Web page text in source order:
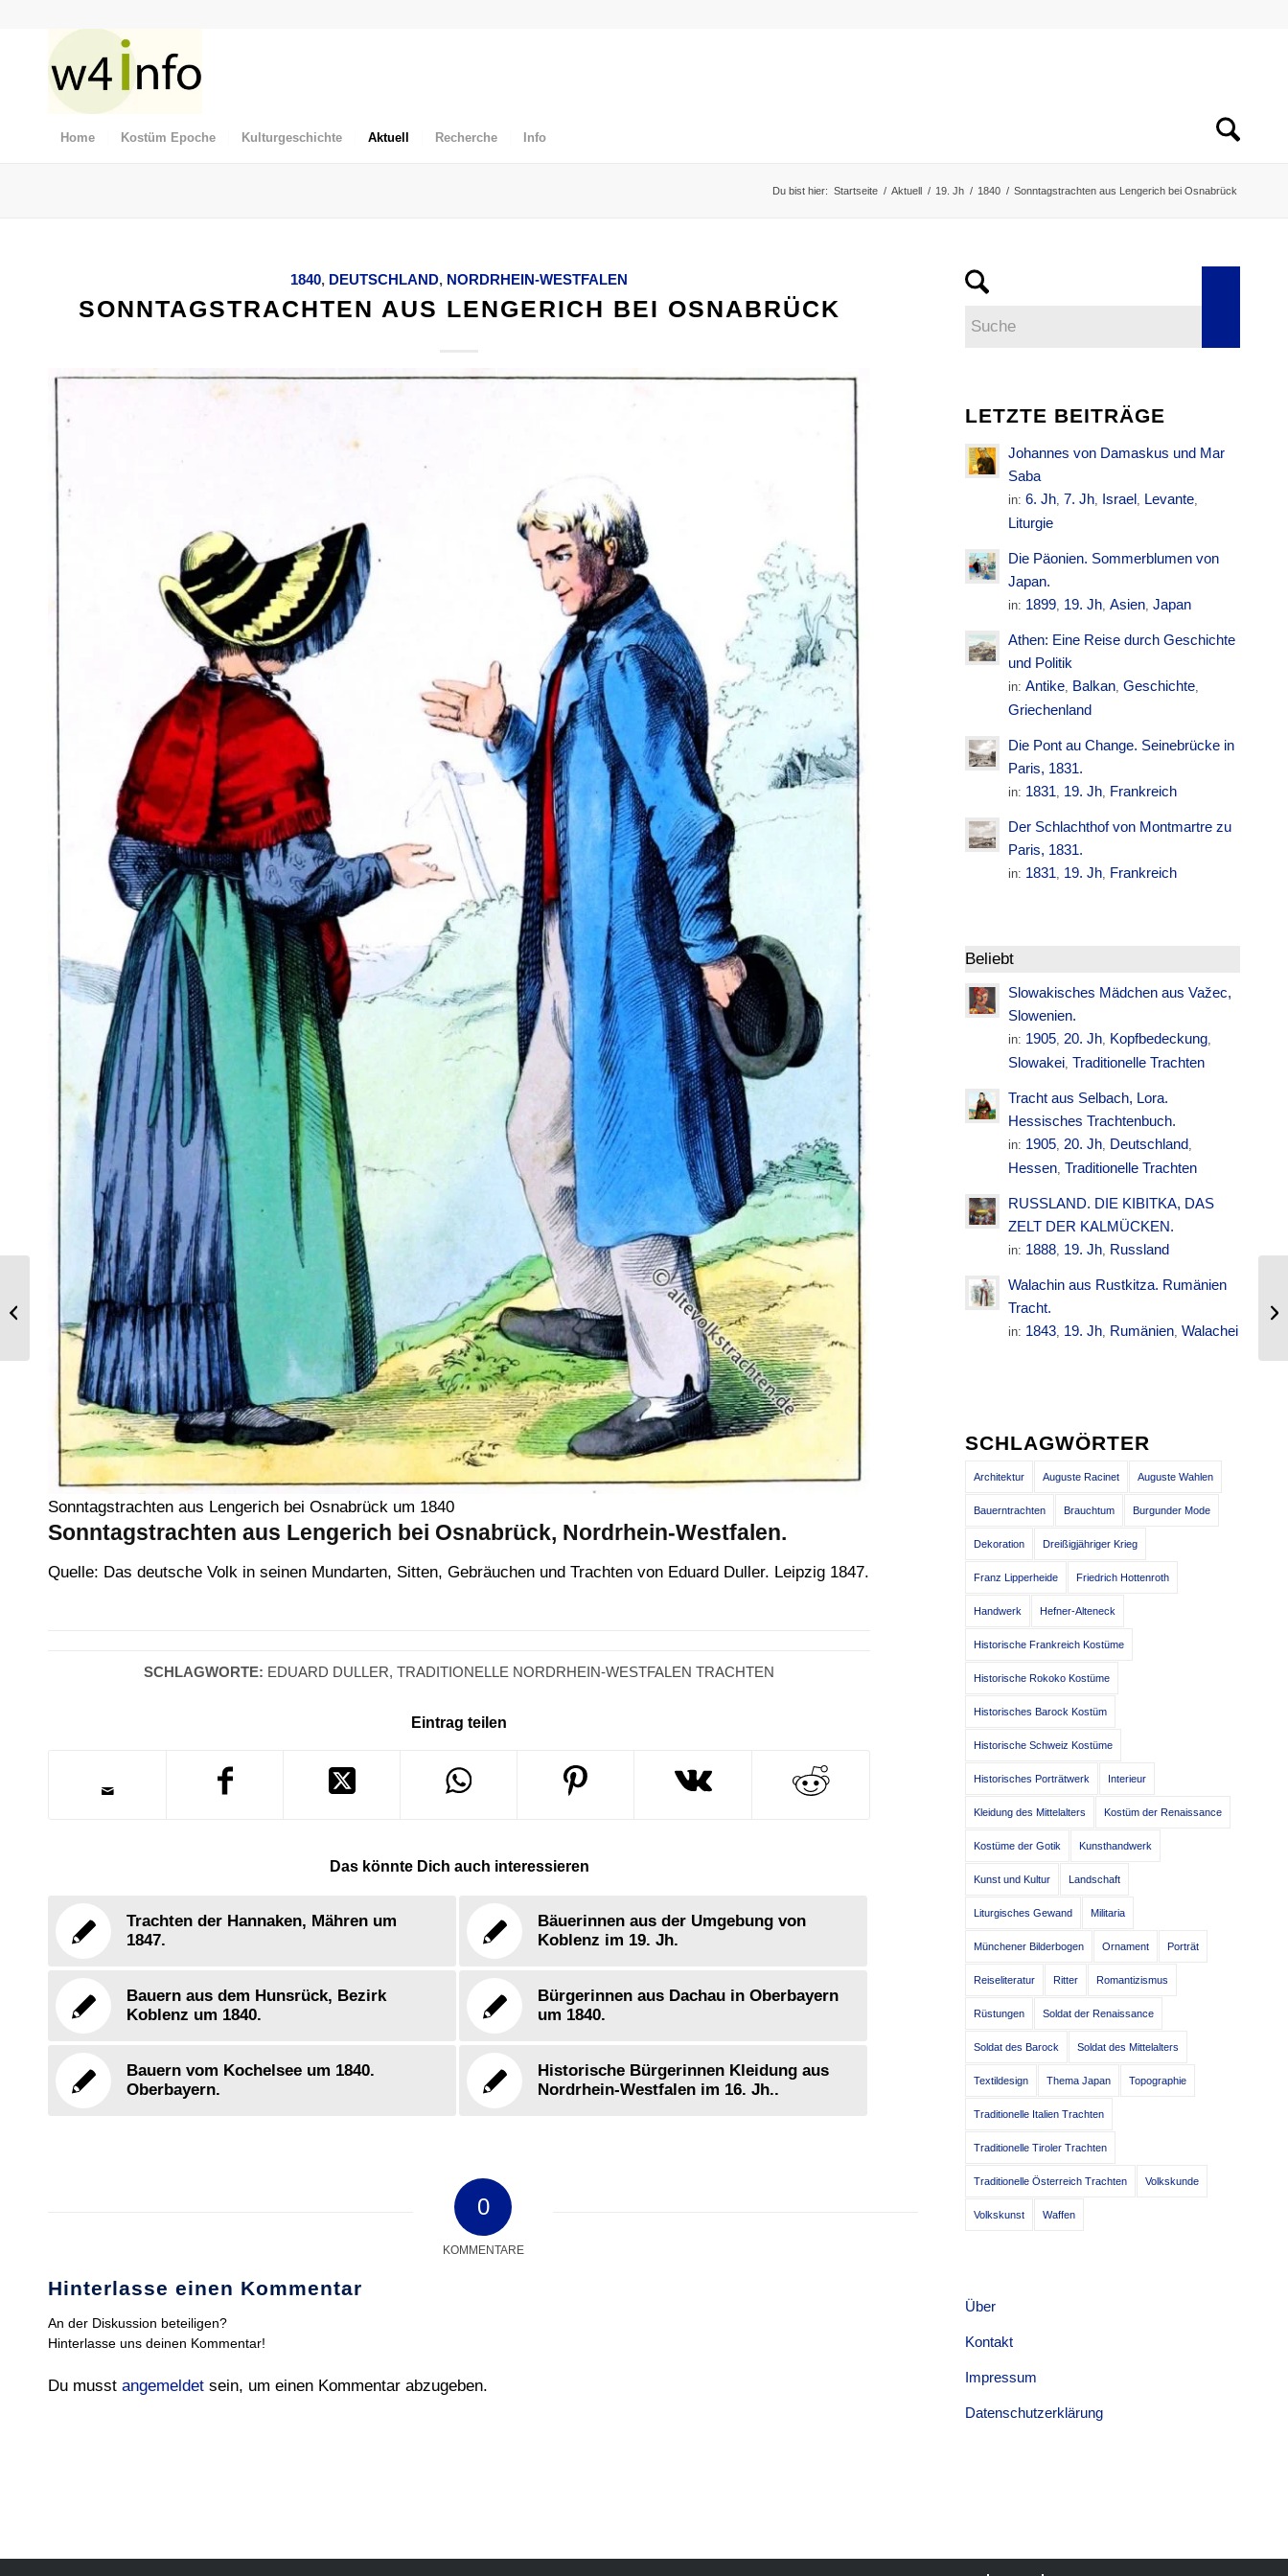
Home Kostüm Epoche Kulturgeschichte Aktuell Recherche Info
Du bist hier: Startseite / Aktuell / 19. Jh / 1840 / Sonntagstrachten aus Lengerich bei Osnabrück
1840, DEUTSCHLAND, NORDRHEIN-WESTFALEN
SONNTAGSTRACHTEN AUS LENGERICH BEI OSNABRÜCK
Sonntagstrachten aus Lengerich bei Osnabrück um 1840
Sonntagstrachten aus Lengerich bei Osnabrück, Nordrhein-Westfalen.
Quelle: Das deutsche Volk in seinen Mundarten, Sitten, Gebräuchen und Trachten von Eduard Duller. Leipzig 1847.
SCHLAGWORTE: EDUARD DULLER,TRADITIONELLE NORDRHEIN-WESTFALEN TRACHTEN
Eintrag teilen
Das könnte Dich auch interessieren
Trachten der Hannaken, Mähren um
1847.
Bäuerinnen aus der Umgebung von
Koblenz im 19. Jh.
Bauern aus dem Hunsrück, Bezirk
Koblenz um 1840.
Bürgerinnen aus Dachau in Oberbayern
um 1840.
Bauern vom Kochelsee um 1840.
Oberbayern.
Historische Bürgerinnen Kleidung aus
Nordrhein-Westfalen im 16. Jh..
0
KOMMENTARE
Hinterlasse einen Kommentar
An der Diskussion beteiligen?
Hinterlasse uns deinen Kommentar!
Du musst angemeldet sein, um einen Kommentar abzugeben.
LETZTE BEITRÄGE
Johannes von Damaskus und Mar
Saba
in:6. Jh, 7. Jh, Israel, Levante,
Liturgie
Die Päonien. Sommerblumen von
Japan.
in: 1899, 19. Jh,Asien,Japan
Athen: Eine Reise durch Geschichte
und Politik
in:Antike, Balkan,Geschichte,
Griechenland
Die Pont au Change. Seinebrücke in
Paris, 1831.
in: 1831, 19. Jh, Frankreich
Der Schlachthof von Montmartre zu
Paris, 1831.
in: 1831, 19. Jh, Frankreich
Beliebt
Slowakisches Mädchen aus Važec,
Slowenien.
in: 1905,20. Jh, Kopfbedeckung,
Slowakei, Traditionelle Trachten
Tracht aus Selbach, Lora.
Hessisches Trachtenbuch.
in: 1905,20. Jh, Deutschland,
Hessen, Traditionelle Trachten
RUSSLAND. DIE KIBITKA, DAS
ZELT DER KALMÜCKEN.
in: 1888, 19. Jh, Russland
Walachin aus Rustkitza. Rumänien
Tracht.
in: 1843, 19. Jh, Rumänien,Walachei
SCHLAGWÖRTER
Architektur Auguste Racinet Auguste Wahlen
Bauerntrachten Brauchtum Burgunder Mode
Dekoration Dreißigjähriger Krieg
Franz Lipperheide Friedrich Hottenroth
Handwerk Hefner-Alteneck
Historische Frankreich Kostüme
Historische Rokoko Kostüme
Historisches Barock Kostüm
Historische Schweiz Kostüme
Historisches Porträtwerk Interieur
Kleidung des Mittelalters Kostüm der Renaissance
Kostüme der Gotik Kunsthandwerk
Kunst und Kultur Landschaft
Liturgisches Gewand Militaria
Münchener Bilderbogen Ornament Porträt
Reiseliteratur Ritter Romantizismus
Rüstungen Soldat der Renaissance
Soldat des Barock Soldat des Mittelalters
Textildesign Thema Japan Topographie
Traditionelle Italien Trachten
Traditionelle Tiroler Trachten
Traditionelle Österreich Trachten Volkskunde
Volkskunst Waffen
Über
Kontakt
Impressum
Datenschutzerklärung
Königlich ungarische Kavallerie.